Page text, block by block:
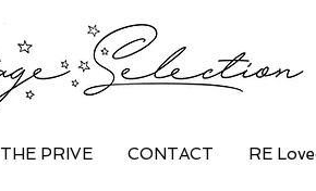
THE PRIVE CONTACT RE